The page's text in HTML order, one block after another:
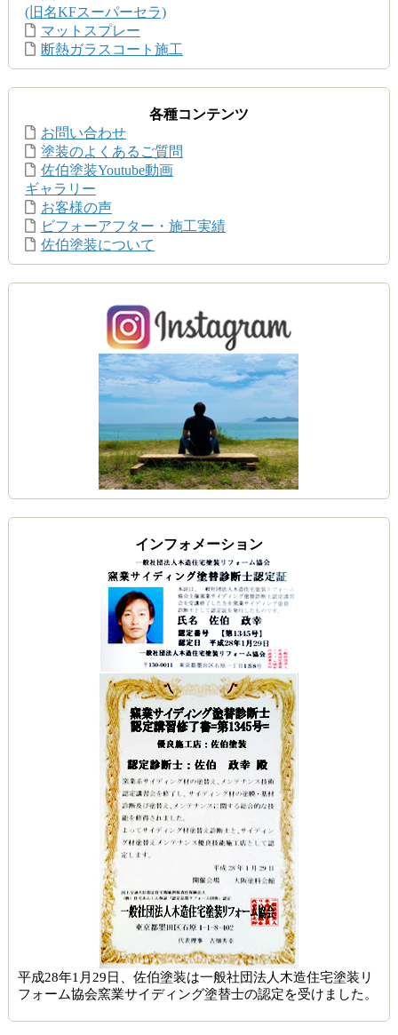
(旧名KFスーパーセラ)
マットスプレー
断熱ガラスコート施工
各種コンテンツ
お問い合わせ
塗装のよくあるご質問
佐伯塗装Youtube動画
ギャラリー
お客様の声
ビフォーアフター・施工実績
佐伯塗装について
インフォメーション
平成28年1月29日、佐伯塗装は一般社団法人木造住宅塗装リ
フォーム協会窯業サイディング塗替士の認定を受けました。